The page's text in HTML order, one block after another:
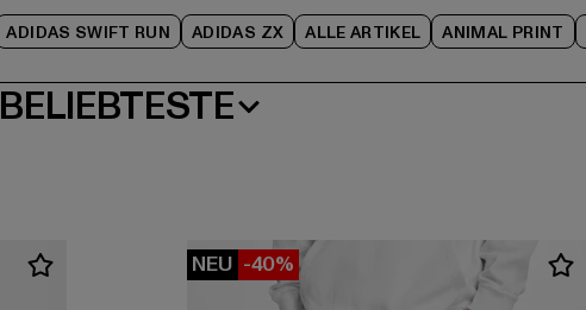
ADIDAS SWIFT RUN ADIDAS ZX ALLE ARTIKEL ANIMAL PRINT
BELIEBTESTE
NEU -40%